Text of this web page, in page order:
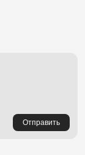
Отправить